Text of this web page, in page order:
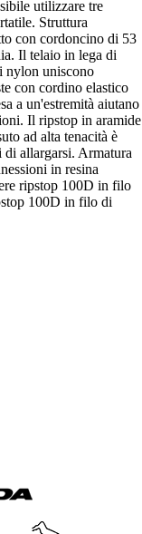
utilizzare tre
Struttura
con cordoncino di 53
Il telaio in lega di
nylon uniscono
con cordino elastico
a un'estremità aiutano
Il ripstop in aramide
ad alta tenacità è
di allargarsi. Armatura
in resina
ripstop 100D in filo
100D in filo di